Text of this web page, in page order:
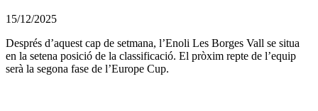
15/12/2025
Després d’aquest cap de setmana, l’Enoli Les Borges Vall se situa
en la setena posició de la classificació. El pròxim repte de l’equip
serà la segona fase de l’Europe Cup.